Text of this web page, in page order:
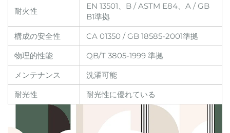
耐火性
EN 13501、B / ASTM E84、A / GB
B1準拠
構成の安全性
CA 01350 / GB 18585-2001準拠
物理的性能
QB/T 3805-1999 準拠
メンテナンス
洗濯可能
耐光性
耐光性に優れている